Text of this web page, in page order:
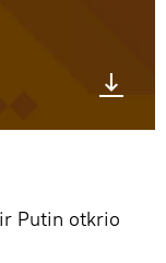
Putin otkrio